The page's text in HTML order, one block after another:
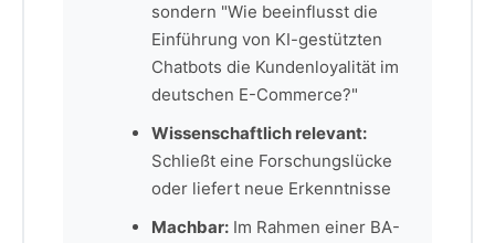
sondern "Wie beeinflusst die
Einführung von KI-gestützten
Chatbots die Kundenloyalität im
deutschen E-Commerce?"
Wissenschaftlich relevant:
Schließt eine Forschungslücke
oder liefert neue Erkenntnisse
Machbar: Im Rahmen einer BA-